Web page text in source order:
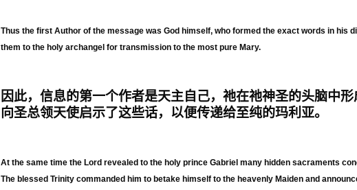
Thus the first Author of the message was God himself, who formed the exact words in his
them to the holy archangel for transmission to the most pure Mary.
因此，信息的第一个作者是天主自己，祂在祂神圣的头脑中
向圣总领天使启示了这些话，以便传递给至纯的玛利亚。
At the same time the Lord revealed to the holy prince Gabriel many hidden sacraments
The blessed Trinity commanded him to betake himself to the heavenly Maiden and